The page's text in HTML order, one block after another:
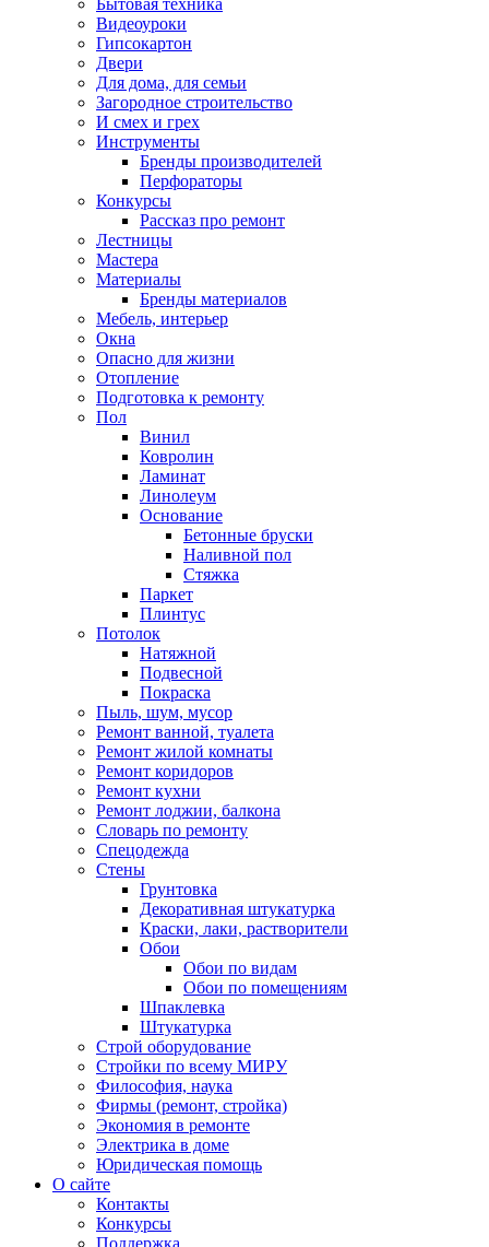
Бытовая техника
Видеоуроки
Гипсокартон
Двери
Для дома, для семьи
Загородное строительство
И смех и грех
Инструменты
Бренды производителей
Перфораторы
Конкурсы
Рассказ про ремонт
Лестницы
Мастера
Материалы
Бренды материалов
Мебель, интерьер
Окна
Опасно для жизни
Отопление
Подготовка к ремонту
Пол
Винил
Ковролин
Ламинат
Линолеум
Основание
Бетонные бруски
Наливной пол
Стяжка
Паркет
Плинтус
Потолок
Натяжной
Подвесной
Покраска
Пыль, шум, мусор
Ремонт ванной, туалета
Ремонт жилой комнаты
Ремонт коридоров
Ремонт кухни
Ремонт лоджии, балкона
Словарь по ремонту
Спецодежда
Стены
Грунтовка
Декоративная штукатурка
Краски, лаки, растворители
Обои
Обои по видам
Обои по помещениям
Шпаклевка
Штукатурка
Строй оборудование
Стройки по всему МИРУ
Философия, наука
Фирмы (ремонт, стройка)
Экономия в ремонте
Электрика в доме
Юридическая помощь
О сайте
Контакты
Конкурсы
Поддержка